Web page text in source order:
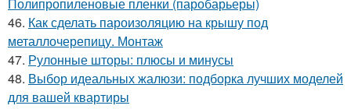
46. Как сделать пароизоляцию на крышу под
металлочерепицу. Монтаж
47. Рулонные шторы: плюсы и минусы
48. Выбор идеальных жалюзи: подборка лучших моделей
для вашей квартиры